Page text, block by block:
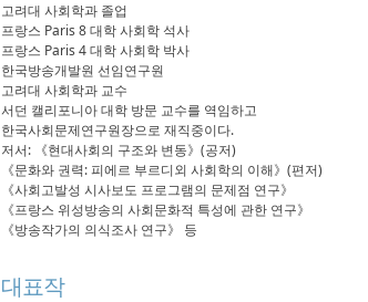
고려대 사회학과 졸업
프랑스 Paris 8 대학 사회학 석사
프랑스 Paris 4 대학 사회학 박사
한국방송개발원 선임연구원
고려대 사회학과 교수
서던 캘리포니아 대학 방문 교수를 역임하고
한국사회문제연구원장으로 재직중이다.
저서: 《현대사회의 구조와 변동》(공저)
《문화와 권력: 피에르 부르디외 사회학의 이해》(편저)
《사회고발성 시사보도 프로그램의 문제점 연구》
《프랑스 위성방송의 사회문화적 특성에 관한 연구》
《방송작가의 의식조사 연구》 등
대표작